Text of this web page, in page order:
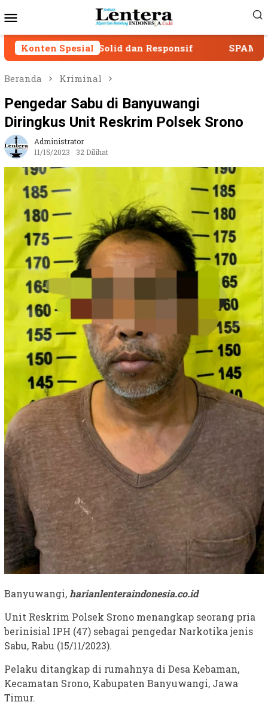
ke
Mobile
Konten Spesial
Solid dan Responsif SPAM Sumber Dieng
Beranda Kriminal
Pengedar Sabu di Banyuwangi
Diringkus Unit Reskrim Polsek Srono
Administrator
11/15/2023
32 Dilihat
Banyuwangi,harianlenteraindonesia.co.id
Unit Reskrim Polsek Srono menangkap seorang pria
berinisial IPH (47) sebagai pengedar Narkotika jenis
Sabu, Rabu (15/11/2023).
Pelaku ditangkap di rumahnya di Desa Kebaman,
Kecamatan Srono, Kabupaten Banyuwangi, Jawa
Timur.